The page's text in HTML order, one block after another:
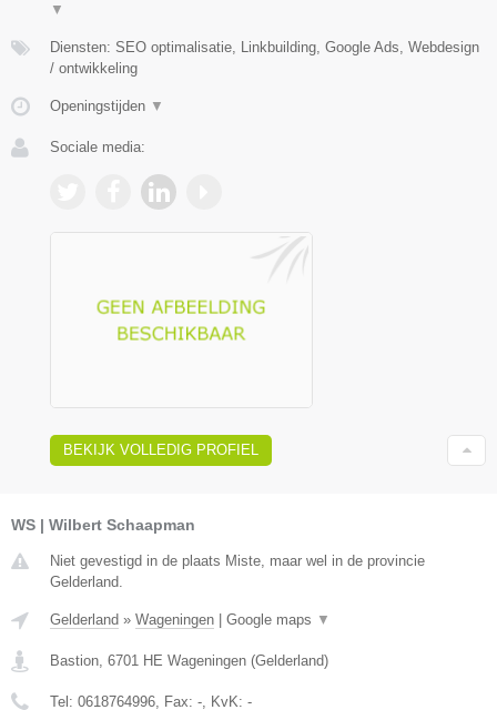
▼
Diensten: SEO optimalisatie, Linkbuilding, Google Ads, Webdesign
/ ontwikkeling
Openingstijden ▼
Sociale media:
BEKIJK VOLLEDIG PROFIEL
WS | Wilbert Schaapman
Niet gevestigd in de plaats Miste, maar wel in de provincie
Gelderland.
Gelderland » Wageningen Google maps ▼
Bastion 6701 HE Wageningen (Gelderland)
Tel: 0618764996 , Fax: - , KvK: -